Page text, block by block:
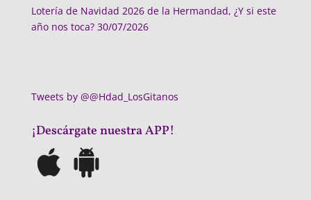
Lotería de Navidad 2026 de la Hermandad, ¿Y si este
año nos toca? 30/07/2026
Tweets by @@Hdad_LosGitanos
¡Descárgate nuestra APP!